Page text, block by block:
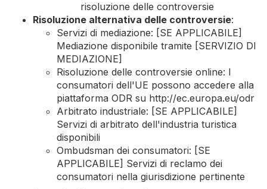
risoluzione delle controversie
Risoluzione alternativa delle controversie:
Servizi di mediazione: [SE APPLICABILE]
Mediazione disponibile tramite [SERVIZIO DI
MEDIAZIONE]
Risoluzione delle controversie online: I
consumatori dell'UE possono accedere alla
piattaforma ODR su http://ec.europa.eu/odr
Arbitrato industriale: [SE APPLICABILE]
Servizi di arbitrato dell'industria turistica
disponibili
Ombudsman dei consumatori: [SE
APPLICABILE] Servizi di reclamo dei
consumatori nella giurisdizione pertinente